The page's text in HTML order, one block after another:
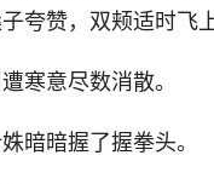
夸赞，双颊适时飞
寒意尽数消散。
暗暗握了握拳头。